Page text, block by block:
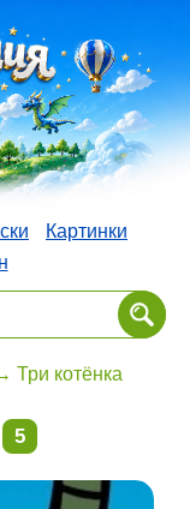
Картинки
Три котёнка
5